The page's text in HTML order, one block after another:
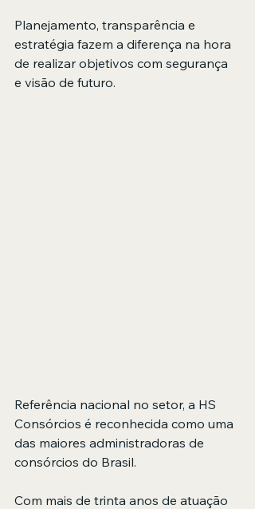
Planejamento, transparência e
estratégia fazem a diferença na hora
de realizar objetivos com segurança
e visão de futuro.
Referência nacional no setor, a HS
Consórcios é reconhecida como uma
das maiores administradoras de
consórcios do Brasil.
Com mais de trinta anos de atuação